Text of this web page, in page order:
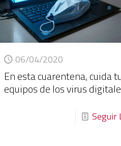
06/04/2020
En esta cuarentena, cuida
equipos de los virus
Seguir